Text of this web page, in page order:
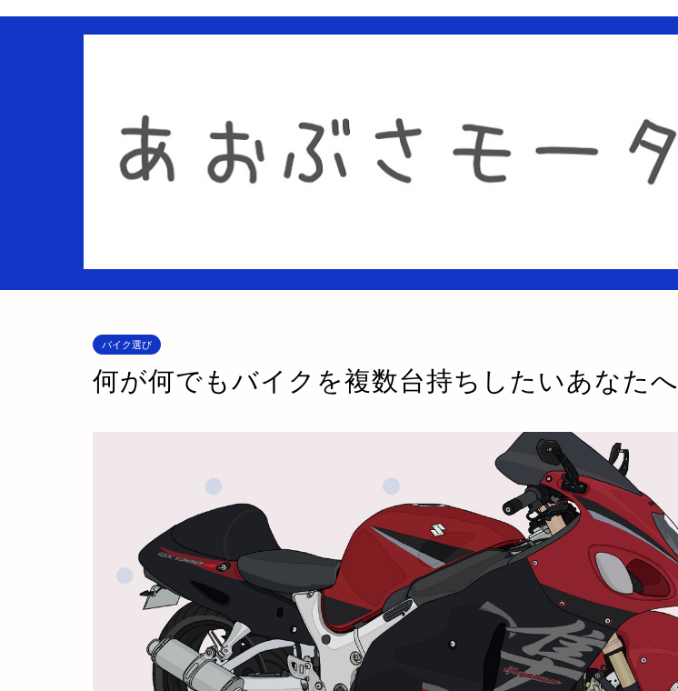
バイク選び
何が何でもバイクを複数台持ちしたいあなたへ